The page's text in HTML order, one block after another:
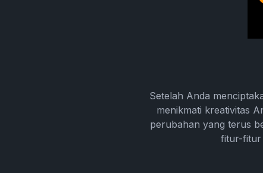
Setelah Anda
menikmati kreativitas
perubahan yang terus
fitur-fitur